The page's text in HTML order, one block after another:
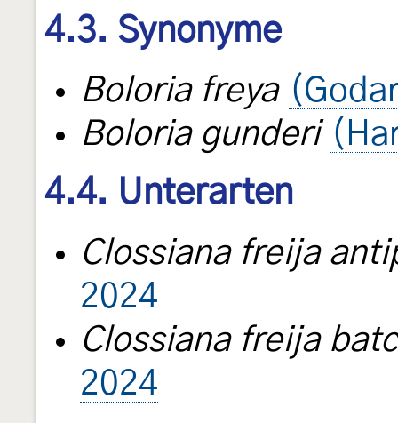
4.3. Synonyme
Boloria freya
Boloria gunderi
4.4. Unterarten
Clossiana freija
2024
Clossiana freija
2024